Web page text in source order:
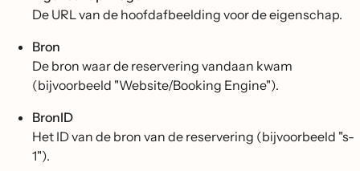
De URL van de hoofdafbeelding voor de eigenschap.
Bron
De bron waar de reservering vandaan kwam
(bijvoorbeeld "Website/Booking Engine").
BronID
Het ID van de bron van de reservering (bijvoorbeeld "s-
1").